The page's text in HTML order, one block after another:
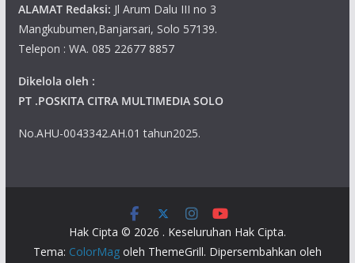
ALAMAT Redaksi: Jl Arum Dalu III no 3
Mangkubumen,Banjarsari, Solo 57139.
Telepon : WA. 085 22677 8857
Dikelola oleh :
PT .POSKITA CITRA MULTIMEDIA SOLO
No.AHU-0043342.AH.01 tahun2025.
Hak Cipta © 2026 . Keseluruhan Hak Cipta.
Tema: ColorMagoleh ThemeGrill. Dipersembahkan oleh